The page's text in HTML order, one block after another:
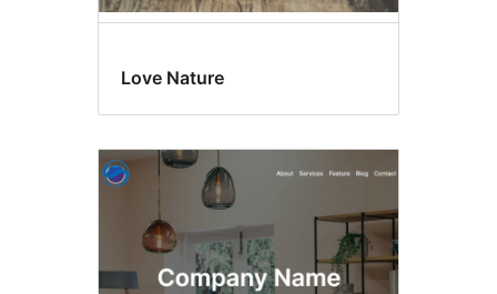
Love Nature